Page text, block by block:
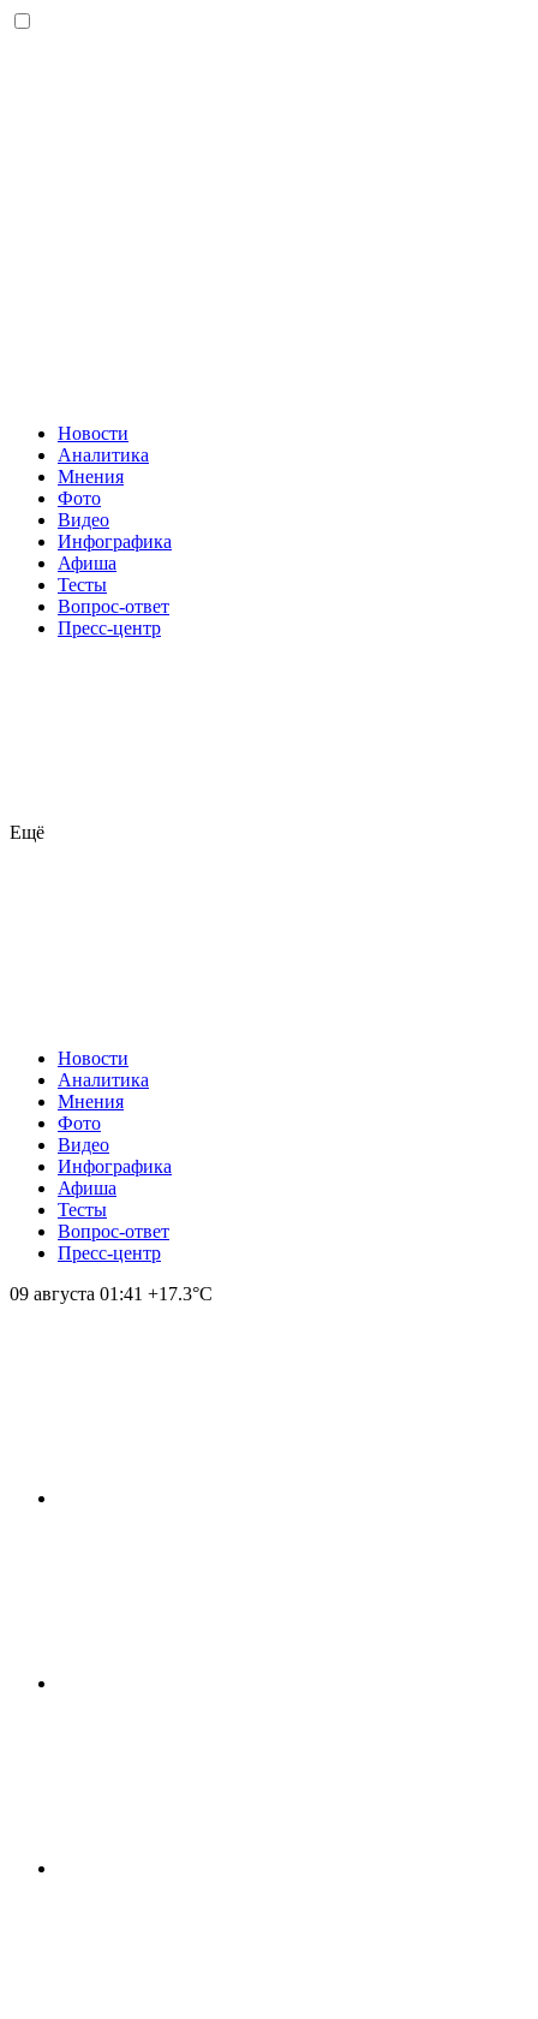
Новости
Аналитика
Мнения
Фото
Видео
Инфографика
Афиша
Тесты
Вопрос-ответ
Пресс-центр
Ещё
Новости
Аналитика
Мнения
Фото
Видео
Инфографика
Афиша
Тесты
Вопрос-ответ
Пресс-центр
09 августа 01:41 +17.3°С